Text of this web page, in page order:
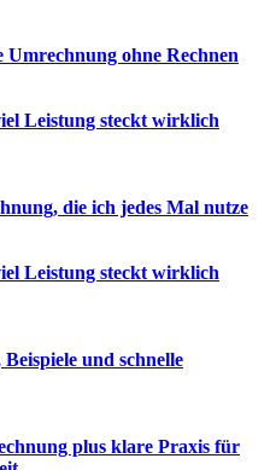
Umrechnung ohne Rechnen
Leistung steckt wirklich
die ich jedes Mal nutze
Leistung steckt wirklich
und schnelle
plus klare Praxis für